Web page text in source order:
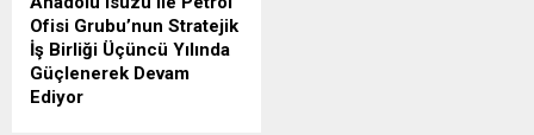
Ofisi Grubu’nun Stratejik
İş Birliği Üçüncü Yılında
Güçlenerek Devam
Ediyor